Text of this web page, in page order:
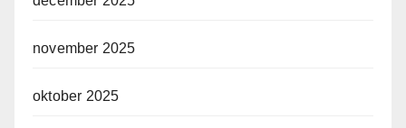
november 2025
oktober 2025